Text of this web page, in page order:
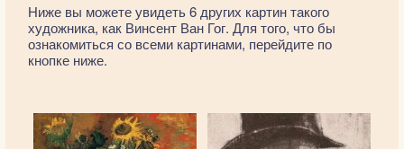
Ниже вы можете увидеть 6 других картин такого
художника, как Винсент Ван Гог. Для того, что бы
ознакомиться со всеми картинами, перейдите по
кнопке ниже.